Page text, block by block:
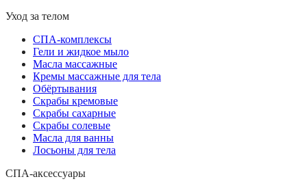
Уход за телом
СПА-комплексы
Гели и жидкое мыло
Масла массажные
Кремы массажные для тела
Обёртывания
Скрабы кремовые
Скрабы сахарные
Скрабы солевые
Масла для ванны
Лосьоны для тела
СПА-аксессуары